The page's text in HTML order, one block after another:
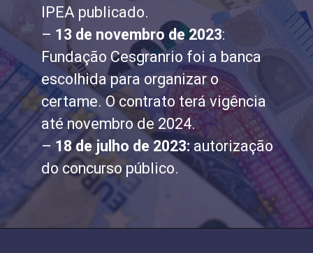
IPEA publicado.
– 13 de novembro de 2023:
Fundação Cesgranrio foi a banca
escolhida para organizar o
certame. O contrato terá vigência
até novembro de 2024.
– 18 de julho de 2023: autorização
do concurso público.